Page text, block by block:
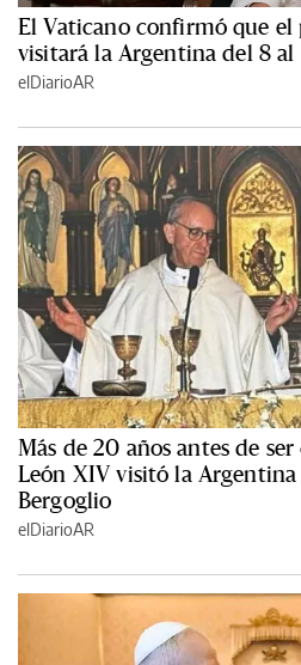
El Vaticano confirmó que el
visitará la Argentina del 8 al
elDiarioAR
Más de 20 años antes de
León XIV visitó la
Bergoglio
elDiarioAR